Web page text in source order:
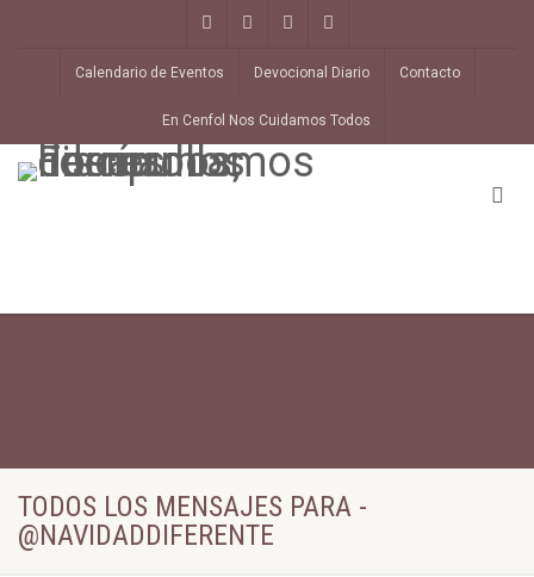
Calendario de Eventos Devocional Diario Contacto
En Cenfol Nos Cuidamos Todos
TODOS LOS MENSAJES PARA -
@NAVIDADDIFERENTE